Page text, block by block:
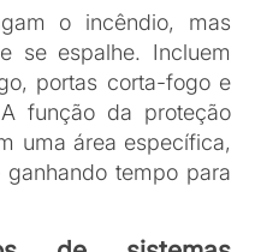
água para combater o
especialmente
grandes e
uma grande
automáticos):esses
automaticamente
excessivo. Eles